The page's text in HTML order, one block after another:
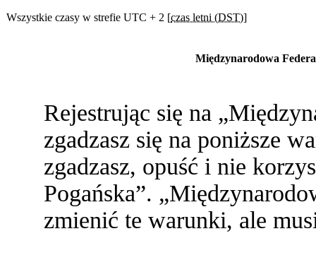
Wszystkie czasy w strefie UTC + 2 [czas letni (DST)]
Międzynarodowa
Rejestrując się na
zgadzasz się na poniższe
zgadzasz, opuść i nie
Pogańska”.
zmienić te warunki, ale